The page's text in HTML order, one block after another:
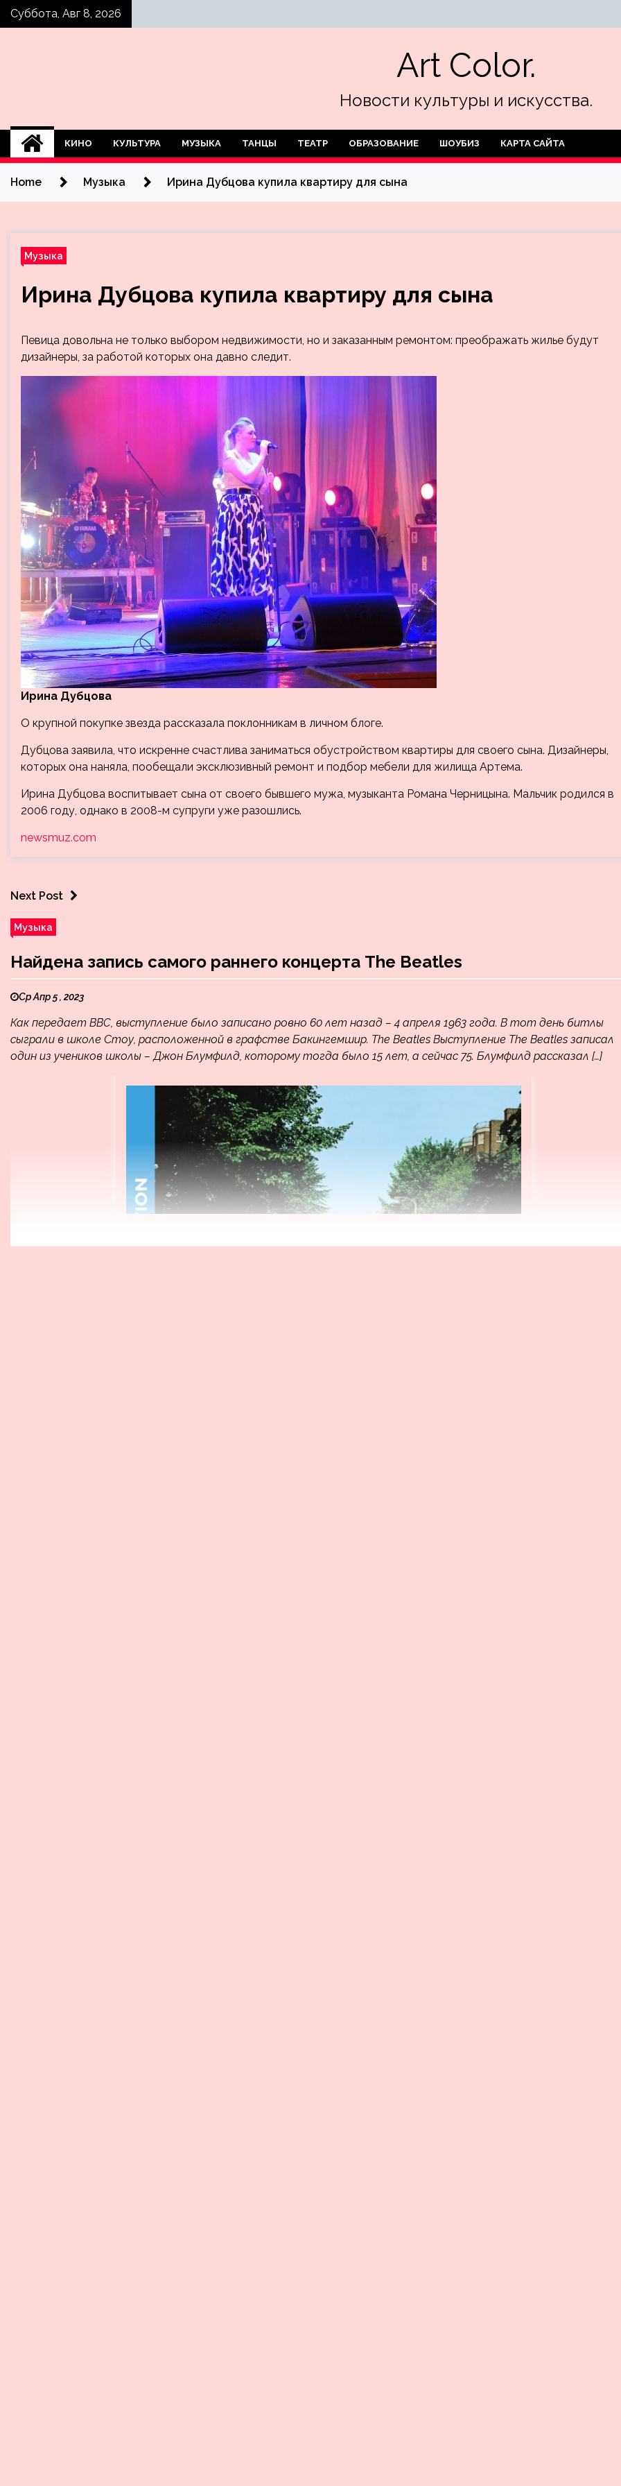
SkipСуббота, Авг 8, 2026
Art Color.
Новости культуры и искусства.
КИНО КУЛЬТУРА МУЗЫКА ТАНЦЫ ТЕАТР ОБРАЗОВАНИЕ ШОУБИЗ КАРТА САЙТА
Home Музыка Ирина Дубцова купила квартиру для сына
Музыка
Ирина Дубцова купила квартиру для сына
Певица довольна не только выбором недвижимости, но и заказанным ремонтом: преображать жилье будут
дизайнеры, за работой которых она давно следит.
Ирина Дубцова
О крупной покупке звезда рассказала поклонникам в личном блоге.
Дубцова заявила, что искренне счастлива заниматься обустройством квартиры для своего сына. Дизайнеры,
которых она наняла, пообещали эксклюзивный ремонт и подбор мебели для жилища Артема.
Ирина Дубцова воспитывает сына от своего бывшего мужа, музыканта Романа Черницына. Мальчик родился в
2006 году, однако в 2008-м супруги уже разошлись.
newsmuz.com
Next Post
Музыка
Найдена запись самого раннего концерта The Beatles
Ср Апр 5 , 2023
Как передает BBC, выступление было записано ровно 60 лет назад – 4 апреля 1963 года. В тот день битлы
сыграли в школе Стоу, расположенной в графстве Бакингемшир. The Beatles Выступление The Beatles записал
один из учеников школы – Джон Блумфилд, которому тогда было 15 лет, а сейчас 75. Блумфилд рассказал […]